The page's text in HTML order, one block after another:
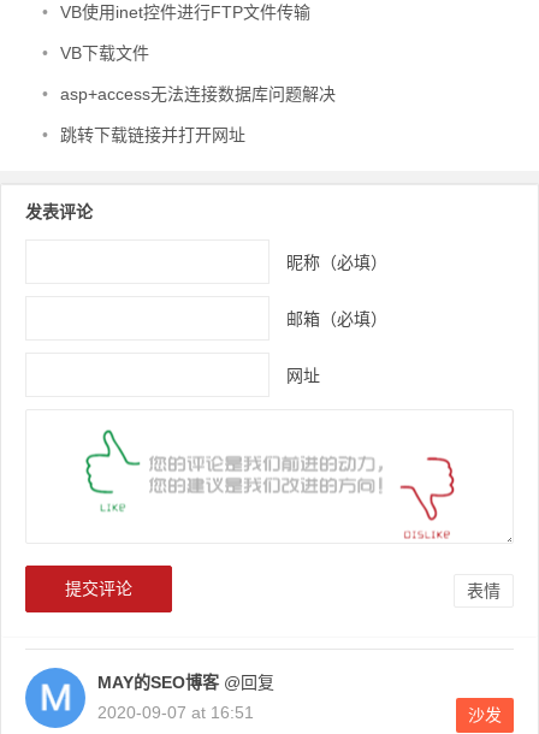
• VB使用inet控件进行FTP文件传输
• VB下载文件
• asp+access无法连接数据库问题解决
• 跳转下载链接并打开网址
发表评论
昵称（必填）
邮箱（必填）
网址
表情
MAY的SEO博客 @回复
2020-09-07 at 16:51
沙发